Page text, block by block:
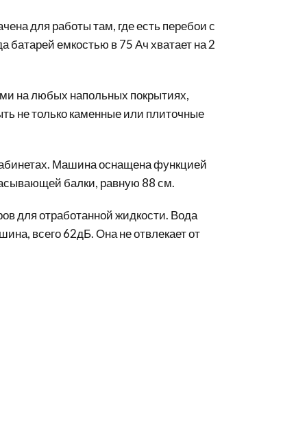
для работы там, где есть перебои с
батарей емкостью в 75 Ач хватает на 2
на любых напольных покрытиях,
не только каменные или плиточные
Машина оснащена функцией
балки, равную 88 см.
для отработанной жидкости. Вода
всего 62дБ. Она не отвлекает от